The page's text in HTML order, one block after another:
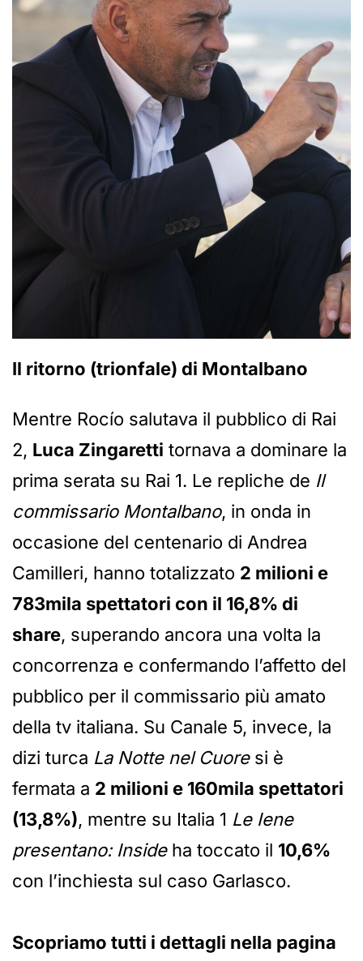
Il ritorno (trionfale) di Montalbano
Mentre Rocío salutava il pubblico di Rai
2, Luca Zingaretti tornava a dominare la
prima serata su Rai 1. Le repliche de Il
commissario Montalbano, in onda in
occasione del centenario di Andrea
Camilleri, hanno totalizzato 2 milioni e
783mila spettatori con il 16,8% di
share, superando ancora una volta la
concorrenza e confermando l’affetto del
pubblico per il commissario più amato
della tv italiana. Su Canale 5, invece, la
dizi turca La Notte nel Cuoresi è
fermata a 2 milioni e 160mila spettatori
(13,8%), mentre su Italia 1 Le Iene
presentano: Insideha toccato il 10,6%
con l’inchiesta sul caso Garlasco.
Scopriamo tutti i dettagli nella pagina